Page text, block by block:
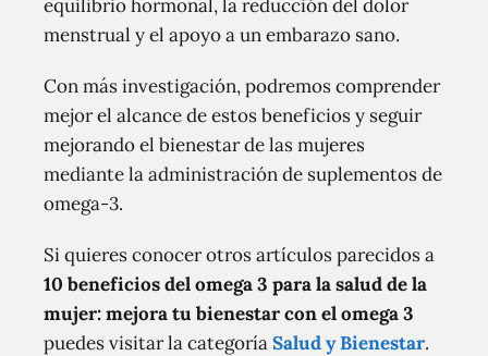
equilibrio hormonal, la reducción del dolor
menstrual y el apoyo a un embarazo sano.
Con más investigación, podremos comprender
mejor el alcance de estos beneficios y seguir
mejorando el bienestar de las mujeres
mediante la administración de suplementos de
omega-3.
Si quieres conocer otros artículos parecidos a
10 beneficios del omega 3 para la salud de la
mujer: mejora tu bienestar con el omega 3
puedes visitar la categoríaSalud y Bienestar.